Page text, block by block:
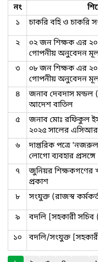
নং
১
চাকরি বহি ও চাকরি
২
০২ জন শিক্ষক এর
গোপনীয় অনুবেদন
৩
০৮ জন শিক্ষক এর
গোপনীয় অনুবেদন
৪
জনাব দেবদাস মন্ডল
আদেশ বাতিল
৫
জনাব মোঃ রফিকুল
২০২৫ সালের এসিআর
৬
দাপ্তরিক পত্রে 'নজরুল
লোগো ব্যবহার প্রসঙ্গে
৭
জুনিয়র শিক্ষকগণের
প্রকাশ
৮
সংযুক্ত (রাজস্ব
৯
বদলি [সহকারী সচিব
১০
বদলি/সংযুক্ত